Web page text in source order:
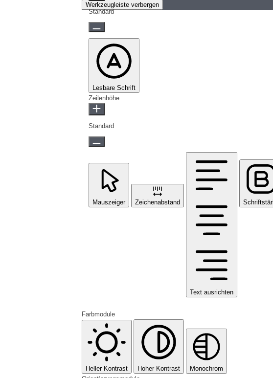
Werkzeugleiste verbergen
Standard
Lesbare Schrift
Zeilenhöhe
Standard
Mauszeiger Zeichenabstand
Text ausrichten
Farbmodule
Heller Kontrast Hoher Kontrast
Monochrom